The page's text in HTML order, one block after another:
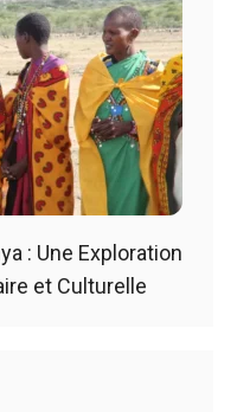
: Une Exploration
et Culturelle